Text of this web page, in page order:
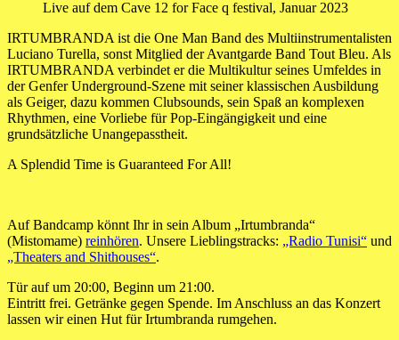
Live auf dem Cave 12 for Face q festival, Januar 2023
IRTUMBRANDA ist die One Man Band des Multiinstrumentalisten
Luciano Turella, sonst Mitglied der Avantgarde Band Tout Bleu. Als
IRTUMBRANDA verbindet er die Multikultur seines Umfeldes in
der Genfer Underground-Szene mit seiner klassischen Ausbildung
als Geiger, dazu kommen Clubsounds, sein Spaß an komplexen
Rhythmen, eine Vorliebe für Pop-Eingängigkeit und eine
grundsätzliche Unangepasstheit.
A Splendid Time is Guaranteed For All!
Auf Bandcamp könnt Ihr in sein Album „Irtumbranda“
(Mistomame) reinhören. Unsere Lieblingstracks: „Radio Tunisi“ und
„Theaters and Shithouses“.
Tür auf um 20:00, Beginn um 21:00.
Eintritt frei. Getränke gegen Spende. Im Anschluss an das Konzert
lassen wir einen Hut für Irtumbranda rumgehen.